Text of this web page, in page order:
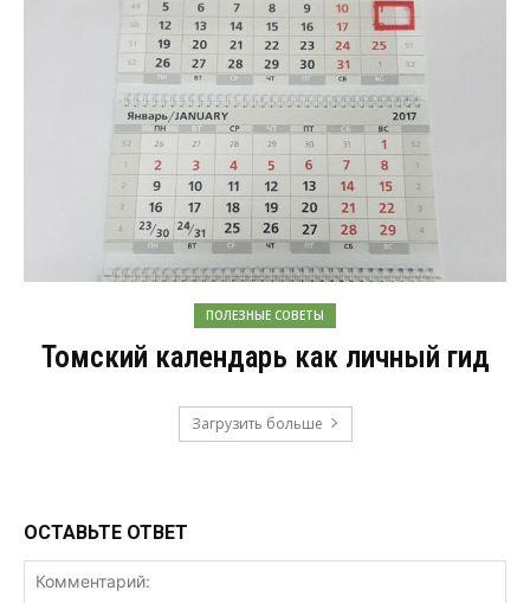
ПОЛЕЗНЫЕ СОВЕТЫ
Томский календарь как личный гид
Загрузить больше
ОСТАВЬТЕ ОТВЕТ